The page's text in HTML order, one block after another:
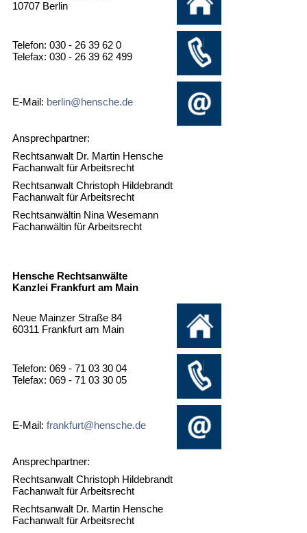
10707 Berlin
Telefon: 030 - 26 39 62 0
Telefax: 030 - 26 39 62 499
E-Mail: berlin@hensche.de
Ansprechpartner:
Rechtsanwalt Dr. Martin Hensche
Fachanwalt für Arbeitsrecht
Rechtsanwalt Christoph Hildebrandt
Fachanwalt für Arbeitsrecht
Rechtsanwältin Nina Wesemann
Fachanwältin für Arbeitsrecht
Hensche Rechtsanwälte
Kanzlei Frankfurt am Main
Neue Mainzer Straße 84
60311 Frankfurt am Main
Telefon: 069 - 71 03 30 04
Telefax: 069 - 71 03 30 05
E-Mail: frankfurt@hensche.de
Ansprechpartner:
Rechtsanwalt Christoph Hildebrandt
Fachanwalt für Arbeitsrecht
Rechtsanwalt Dr. Martin Hensche
Fachanwalt für Arbeitsrecht